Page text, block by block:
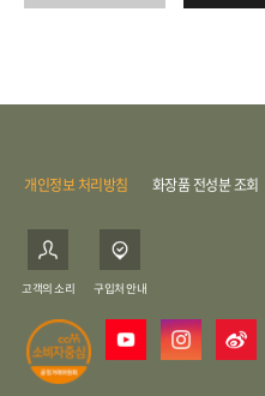
개인정보 처리방침 화장품 전성분 조회
고객의 소리 구입처 안내